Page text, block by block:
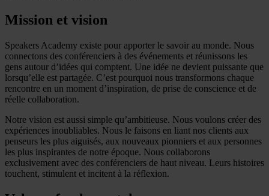
Mission et vision
Speakers Academy existe pour apporter le savoir au monde. Nous
connectons des conférenciers à des événements et réunissons les
gens autour d’idées qui comptent. Une idée ne devient puissante que
lorsqu’elle est partagée. C’est pourquoi nous transformons chaque
rencontre en un moment d’inspiration, de prise de conscience et de
réelle collaboration.
Notre vision est aussi simple qu’ambitieuse. Nous voulons créer des
expériences inoubliables. Nous le faisons en liant nos clients aux
penseurs les plus aiguisés, aux nouveaux pionniers et aux personnes
les plus inspirantes de notre époque. Nous collaborons
exclusivement avec des conférenciers de haut niveau. Leurs histoires
touchent, stimulent et incitent à la réflexion.